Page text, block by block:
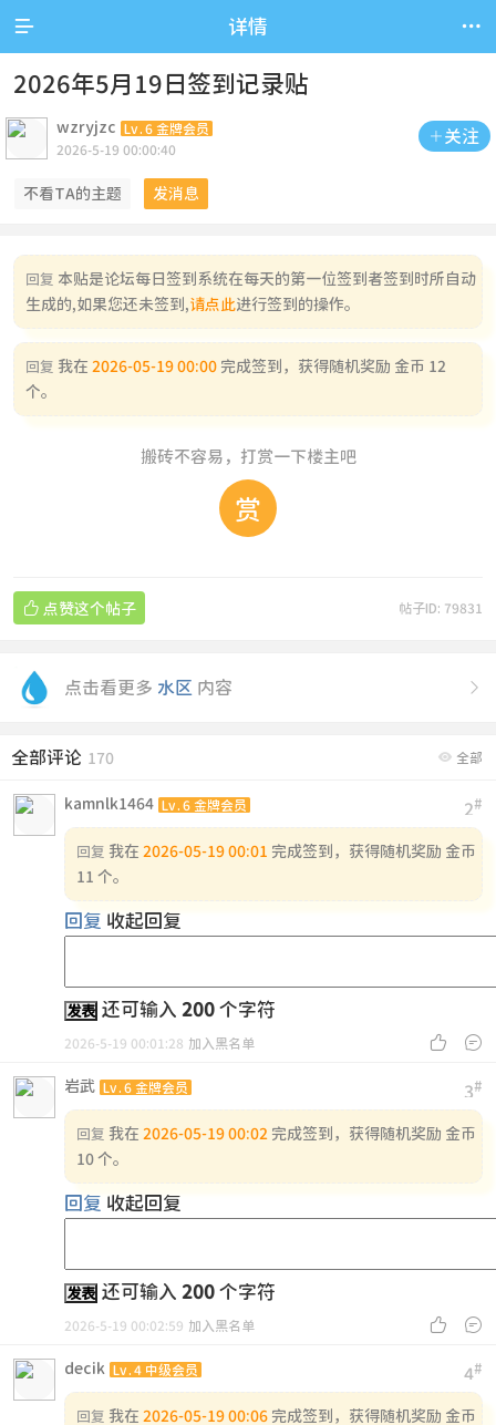
 详情 
2026年5月19日签到记录贴
 关注
wzryjzc
Lv.6 金牌会员
2026-5-19 00:00:40
不看TA的主题 发消息
回复 本贴是论坛每日签到系统在每天的第一位签到者签到时所自动
生成的,如果您还未签到,请点此进行签到的操作。
回复 我在 2026-05-19 00:00 完成签到，获得随机奖励 金币 12
个。
搬砖不容易，打赏一下楼主吧
赏
帖子ID: 79831
 点赞这个帖子

点击看更多 水区 内容
 全部
全部评论 170
2#
kamnlk1464 Lv.6 金牌会员
回复 我在 2026-05-19 00:01 完成签到，获得随机奖励 金币
11 个。
回复 收起回复
发表 还可输入 200 个字符
 
2026-5-19 00:01:28 加入黑名单
3#
岩武 Lv.6 金牌会员
回复 我在 2026-05-19 00:02 完成签到，获得随机奖励 金币
10 个。
回复 收起回复
发表 还可输入 200 个字符
 
2026-5-19 00:02:59 加入黑名单
4#
decik Lv.4 中级会员
回复 我在 2026-05-19 00:06 完成签到，获得随机奖励 金币